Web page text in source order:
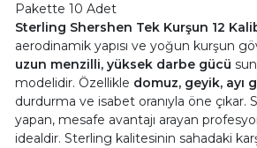
Pakette 10 Adet
Sterling Shershen Tek Kurşun 12
aerodinamik yapısı ve yoğun kurşun
uzun menzilli, yüksek darbe gücü
modelidir. Özellikle domuz, geyik, ayı
durdurma ve isabet oranıyla öne çıkar.
yapan, mesafe avantajı arayan
idealdir. Sterling kalitesinin sahadaki